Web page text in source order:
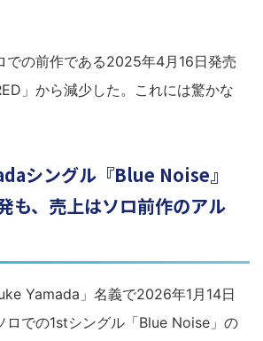
での前作である2025年4月16日発売
」から減少した。これには驚かな
シングル『Blue Noise』
も、売上はソロ前作のアル
Yamada」名義で2026年1月14日
ロでの1stシングル「Blue Noise」の